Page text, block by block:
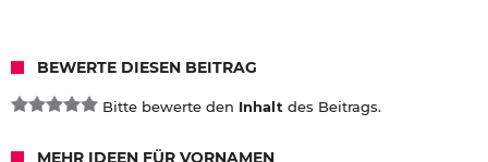
BEWERTE DIESEN BEITRAG
Bitte bewerte den Inhalt des Beitrags.
MEHR IDEEN FÜR VORNAMEN